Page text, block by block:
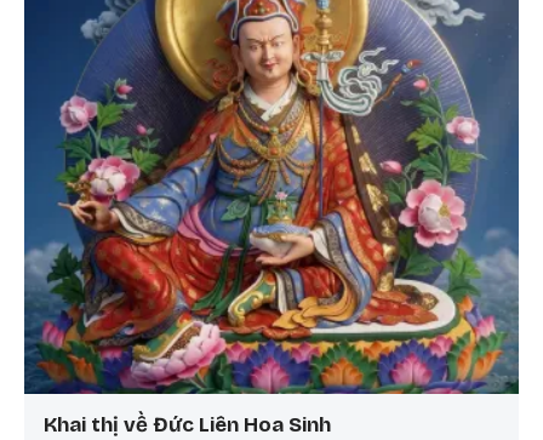
Khai thị về Đức Liên Hoa Sinh